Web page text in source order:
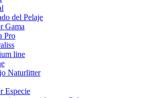
del Pelaje
Gama
Pro
line
Naturlitter
Especie